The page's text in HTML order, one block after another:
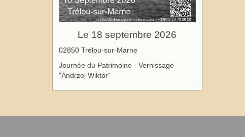
Le 18 septembre 2026
02850 Trélou-sur-Marne
Journée du Patrimoine - Vernissage
"Andrzej Wiktor"